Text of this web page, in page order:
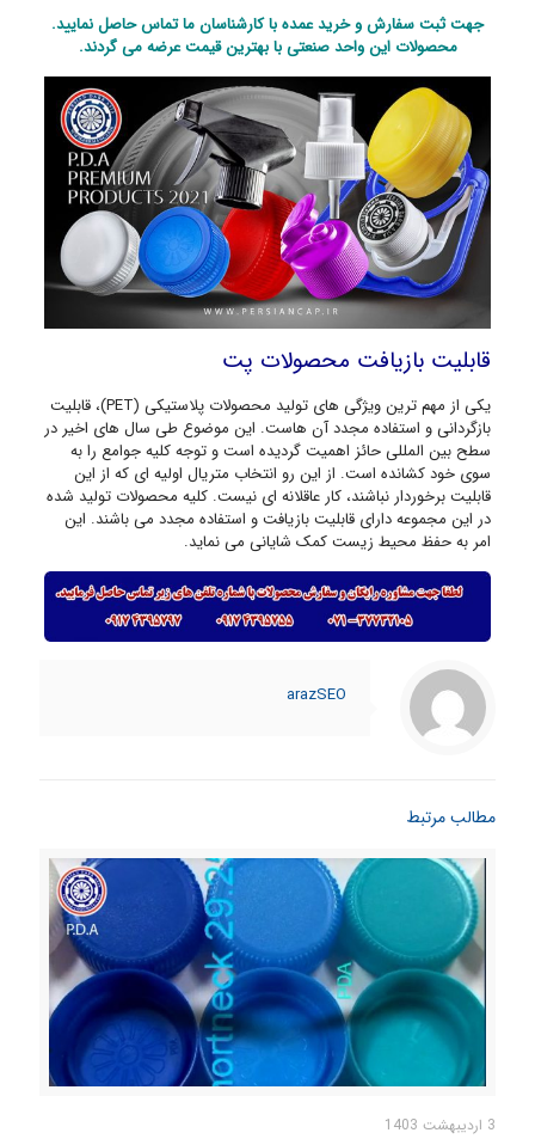
جهت ثبت سفارش و خرید عمده با کارشناسان ما تماس حاصل نمایید.
محصولات این واحد صنعتی با بهترین قیمت عرضه می گردند.
قابلیت بازیافت محصولات پت
یکی از مهم ترین ویژگی های تولید محصولات پلاستیکی (PET)، قابلیت
بازگردانی و استفاده مجدد آن هاست. این موضوع طی سال های اخیر در
سطح بین المللی حائز اهمیت گردیده است و توجه کلیه جوامع را به
سوی خود کشانده است. از این رو انتخاب متریال اولیه ای که از این
قابلیت برخوردار نباشند، کار عاقلانه ای نیست. کلیه محصولات تولید شده
در این مجموعه دارای قابلیت بازیافت و استفاده مجدد می باشند. این
امر به حفظ محیط زیست کمک شایانی می نماید.
arazSEO
مطالب مرتبط
3 اردیبهشت 1403